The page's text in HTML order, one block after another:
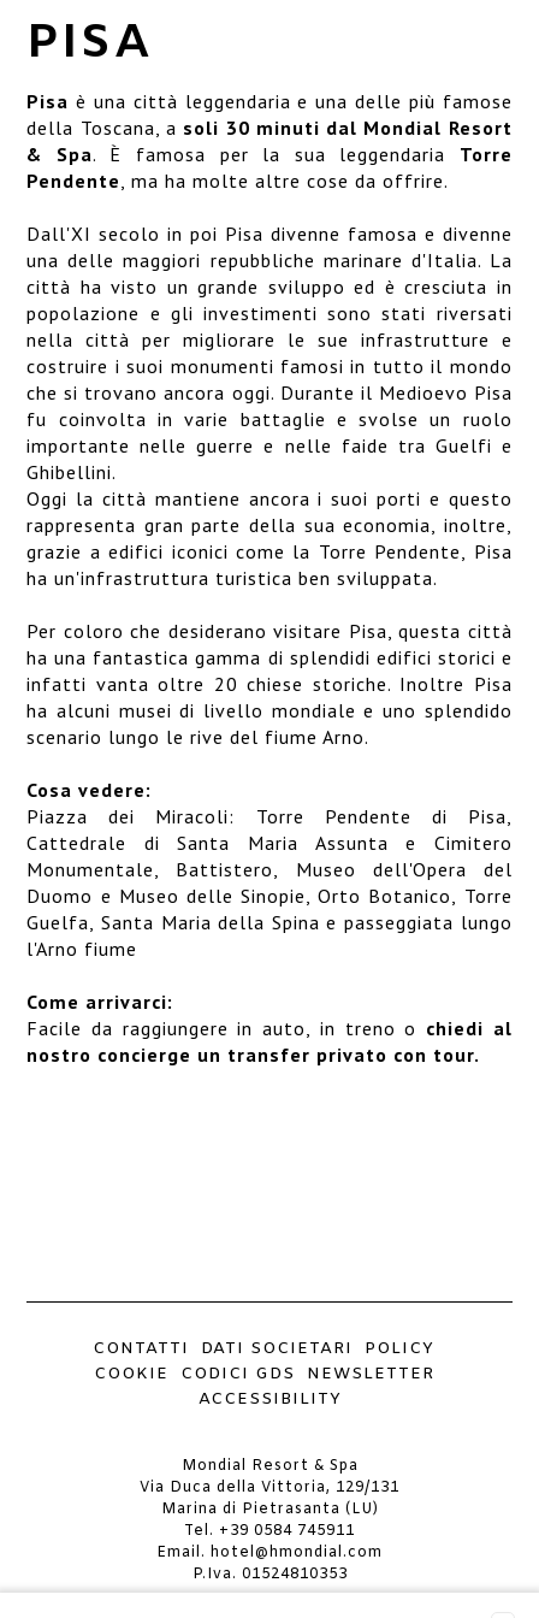
OBLONG
GALLERY
PISA
Pisa è una città leggendaria e una delle più famose
della Toscana, a soli 30 minuti dal Mondial Resort
& Spa. È famosa per la sua leggendaria Torre
Pendente, ma ha molte altre cose da offrire.
Dall'XI secolo in poi Pisa divenne famosa e divenne
una delle maggiori repubbliche marinare d'Italia. La
città ha visto un grande sviluppo ed è cresciuta in
popolazione e gli investimenti sono stati riversati
nella città per migliorare le sue infrastrutture e
costruire i suoi monumenti famosi in tutto il mondo
che si trovano ancora oggi. Durante il Medioevo Pisa
fu coinvolta in varie battaglie e svolse un ruolo
importante nelle guerre e nelle faide tra Guelfi e
Ghibellini.
Oggi la città mantiene ancora i suoi porti e questo
rappresenta gran parte della sua economia, inoltre,
grazie a edifici iconici come la Torre Pendente, Pisa
ha un'infrastruttura turistica ben sviluppata.
Per coloro che desiderano visitare Pisa, questa città
ha una fantastica gamma di splendidi edifici storici e
infatti vanta oltre 20 chiese storiche. Inoltre Pisa
ha alcuni musei di livello mondiale e uno splendido
scenario lungo le rive del fiume Arno.
Cosa vedere:
Piazza dei Miracoli: Torre Pendente di Pisa,
Cattedrale di Santa Maria Assunta e Cimitero
Monumentale, Battistero, Museo dell'Opera del
Duomo e Museo delle Sinopie, Orto Botanico, Torre
Guelfa, Santa Maria della Spina e passeggiata lungo
l'Arno fiume
Come arrivarci:
Facile da raggiungere in auto, in treno o chiedi al
nostro concierge un transfer privato con tour.
CONTATTI DATI SOCIETARI
POLICY
COOKIE
CODICI GDS
NEWSLETTER
ACCESSIBILITY
Mondial Resort & Spa
Via Duca della Vittoria, 129/131
Marina di Pietrasanta (LU)
Tel. +39 0584 745911
Email. hotel@hmondial.com
P.Iva. 01524810353